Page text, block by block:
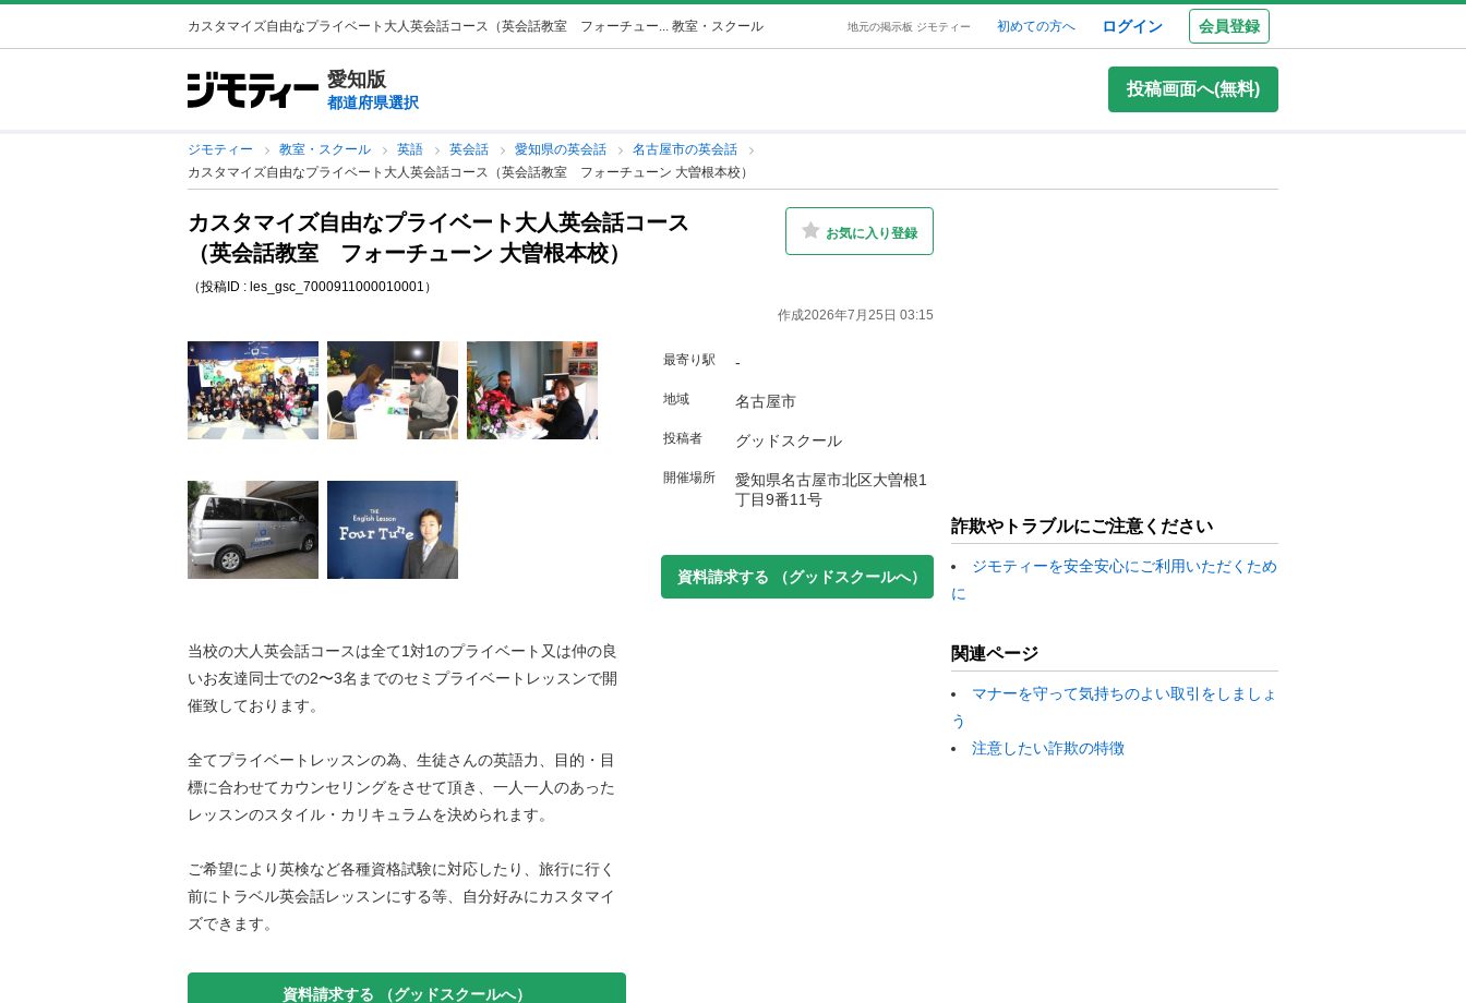
カスタマイズ自由なプライベート大人英会話コース（英会話教室 フォーチュー... 教室・スクール 地元の掲示板 ジモティー 初めての方へ ログイン 会員登録
愛知版
都道府県選択
投稿画面へ(無料)
ジモティー 教室・スクール 英語 英会話 愛知県の英会話
名古屋市の英会話
カスタマイズ自由なプライベート大人英会話コース（英会話教室 フォーチューン 大曽根本校）
カスタマイズ自由なプライベート大人英会話コース
（英会話教室 フォーチューン 大曽根本校）
（投稿ID : les_gsc_7000911000010001）
お気に入り登録
作成2026年7月25日 03:15
当校の大人英会話コースは全て1対1のプライベート又は仲の良
いお友達同士での2〜3名までのセミプライベートレッスンで開
催致しております。
全てプライベートレッスンの為、生徒さんの英語力、目的・目
標に合わせてカウンセリングをさせて頂き、一人一人のあった
レッスンのスタイル・カリキュラムを決められます。
ご希望により英検など各種資格試験に対応したり、旅行に行く
前にトラベル英会話レッスンにする等、自分好みにカスタマイ
ズできます。
資料請求する （グッドスクールへ）
最寄り駅 -
地域 名古屋市
投稿者 グッドスクール
開催場所
愛知県名古屋市北区大曽根1
丁目9番11号
資料請求する （グッドスクールへ）
詐欺やトラブルにご注意ください
ジモティーを安全安心にご利用いただくため
に
関連ページ
マナーを守って気持ちのよい取引をしましょ
う
注意したい詐欺の特徴